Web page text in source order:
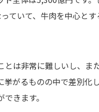
ていて、牛肉を中心と
とは非常に難しいし、ま
挙がるものの中で差別化
きます。